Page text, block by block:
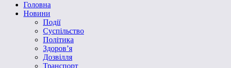
Головна
Новини
Події
Суспільство
Політика
Здоров’я
Дозвілля
Транспорт